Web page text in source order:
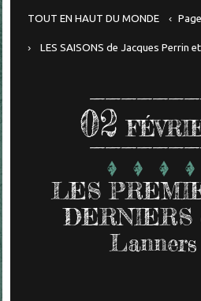
TOUT EN HAUT DU MONDE
LES SAISONS de Jacques Perrin
02
LES
DERNIERS